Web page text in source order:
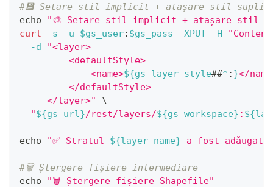
#💾 Setare stil implicit + atașare stil
echo
"🎨 Setare stil implicit + atașare stil
curl
-s -u $gs_user: $gs_pass -XPUT -H
-d
"<layer>
         <defaultStyle>
             <name>
${gs_layer_style##* : }</
         </defaultStyle>
     </layer>"
\
"${gs_url}/rest/layers/${gs_workspace} :
echo "✅ Stratul ${layer_name} a fost adăugat
#🗑️ Ștergere fișiere intermediare
echo
"🗑️ Ștergere fișiere Shapefile"